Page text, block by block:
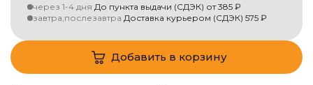
через 1-4 дня До пункта выдачи (СДЭК) от385 ₽
завтра,послезавтра Доставка курьером (СДЭК) 575 ₽
Добавить в корзину